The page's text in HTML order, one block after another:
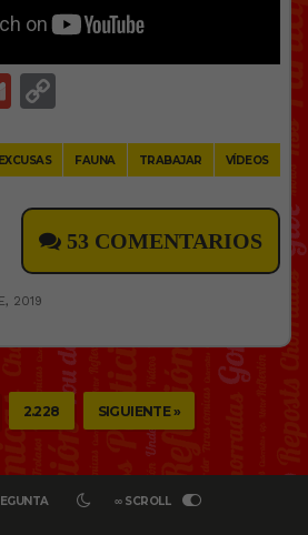
Gmail
EXCUSAS FAUNA TRABAJAR VÍDEOS
53 COMENTARIOS
2019
2.228 SIGUIENTE »
∞ SCROLL